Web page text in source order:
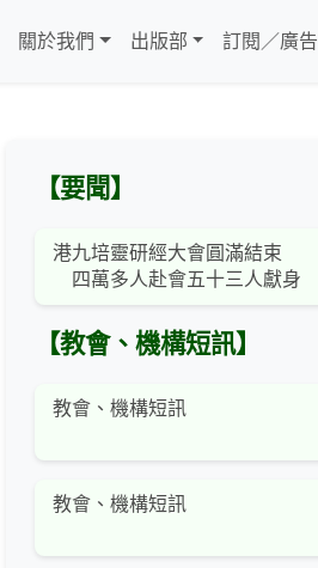
關於我們 出版部 訂閱／廣告
【要聞】
港九培靈研經大會圓滿結束
四萬多人赴會五十三人獻身
【教會、機構短訊】
教會、機構短訊
教會、機構短訊